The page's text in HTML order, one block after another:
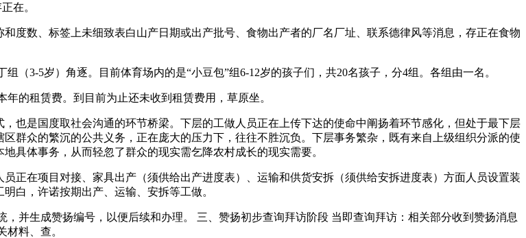
在。
数、标签上未细致表白山产日期或出产批号、食物出产者的厂名厂址、联系德律风等消息，存正在食物
3-5岁）角逐。目前体育场内的是“小豆包”组6-12岁的孩子们，共20名孩子，分4组。各组由一名。
的租赁费。到目前为止还未收到租赁费用，草原坐。
是国度取社会沟通的环节桥梁。下层的工做人员正在上传下达的使命中阐扬着环节感化，但处于最下层
群众的繁沉的公共义务，正在庞大的压力下，往往不胜沉负。下层事务繁杂，既有来自上级组织分派的使
具体事务，从而轻忽了群众的现实需乞降农村成长的现实需要。
在项目对接、家具出产（须供给出产进度表）、运输和供货安拆（须供给安拆进度表）方面人员设置装
白，许诺按期出产、运输、安拆等工做。
生成赞扬编号，以便后续和办理。 三、赞扬初步查询拜访阶段 当即查询拜访：相关部分收到赞扬消息
料、查。